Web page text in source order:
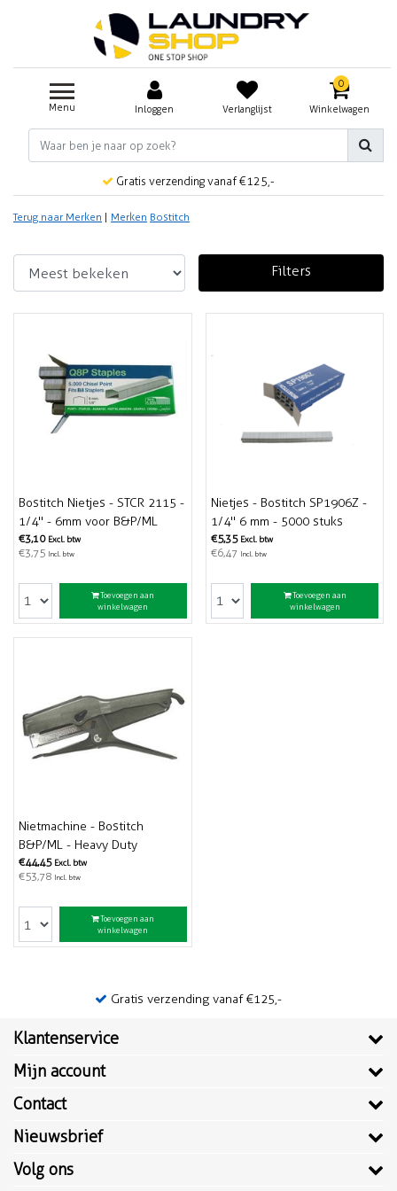
Menu Inloggen Verlanglijst
0
Winkelwagen
Gratis verzending vanaf €125,-
Terug naar Merken Merken Bostitch
Filters
Bostitch Nietjes - STCR 2115 -
1/4" - 6mm voor B&P/ML
€3,10 Excl. btw
€3,75 Incl. btw
Toevoegen aan
winkelwagen
Nietjes - Bostitch SP1906Z -
1/4" 6 mm - 5000 stuks
€5,35 Excl. btw
€6,47 Incl. btw
Toevoegen aan
winkelwagen
Nietmachine - Bostitch
B&P/ML - Heavy Duty
€44,45 Excl. btw
€53,78 Incl. btw
Toevoegen aan
winkelwagen
Gratis verzending vanaf €125,-
Klantenservice
Mijn account
Contact
Nieuwsbrief
Volg ons